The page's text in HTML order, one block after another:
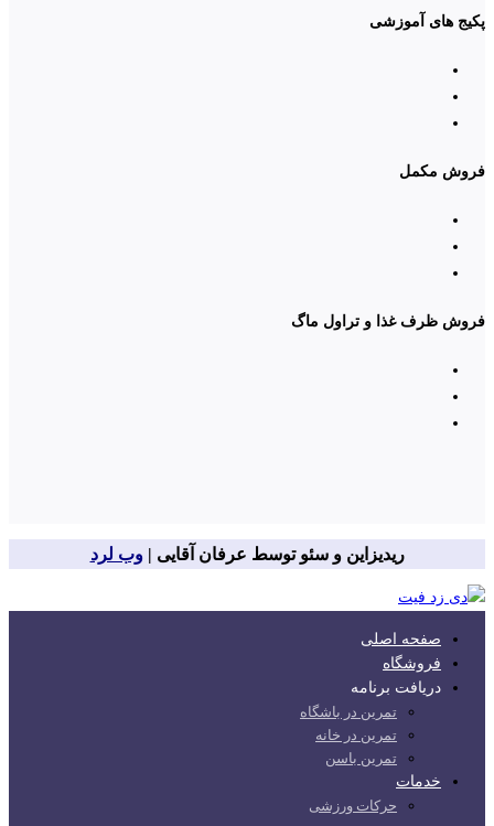
پکیج های آموزشی
فروش مکمل
فروش ظرف غذا و تراول ماگ
ریدیزاین و سئو توسط عرفان آقایی |وب لرد
صفحه اصلی
فروشگاه
دریافت برنامه
تمرین در باشگاه
تمرین در خانه
تمرین باسن
خدمات
حرکات ورزشی